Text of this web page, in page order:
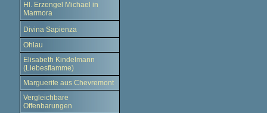
Hl. Erzengel Michael in
Marmora
Divina Sapienza
Ohlau
Elisabeth Kindelmann
(Liebesflamme)
Marguerite aus Chevremont
Vergleichbare
Offenbarungen